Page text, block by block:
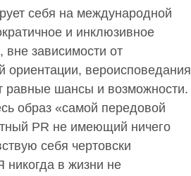
себя на международной
и инклюзивное
зависимости от
ориентации, вероисповедания
равные шансы и возможности.
образ «самой передовой
PR не имеющий ничего
себя чертовски
в жизни не